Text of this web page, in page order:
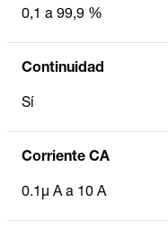
0,1 a 99,9 %
Continuidad
Sí
Corriente CA
0.1µ A a 10 A